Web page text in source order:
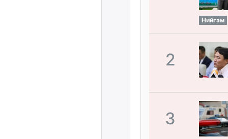
Нийгэм
2
3